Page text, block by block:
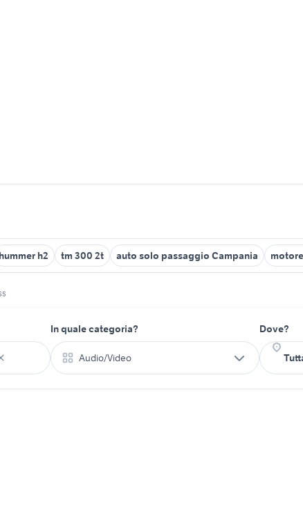
hummer h2 tm 300 2t auto solo passaggio Campania
In quale categoria?
Audio/Video
Dove?